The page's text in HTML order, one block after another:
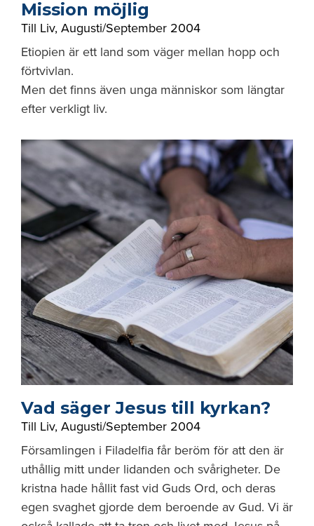
Mission möjlig
Till Liv, Augusti/September 2004
Etiopien är ett land som väger mellan hopp och
förtvivlan.
Men det finns även unga människor som längtar
efter verkligt liv.
Vad säger Jesus till kyrkan?
Till Liv, Augusti/September 2004
Församlingen i Filadelfia får beröm för att den är
uthållig mitt under lidanden och svårigheter. De
kristna hade hållit fast vid Guds Ord, och deras
egen svaghet gjorde dem beroende av Gud. Vi är